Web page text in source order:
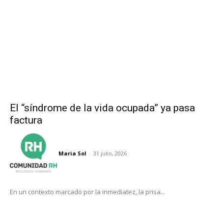
El “síndrome de la vida ocupada” ya pasa
factura
Maria Sol - 31 julio, 2026
En un contexto marcado por la inmediatez, la prisa...